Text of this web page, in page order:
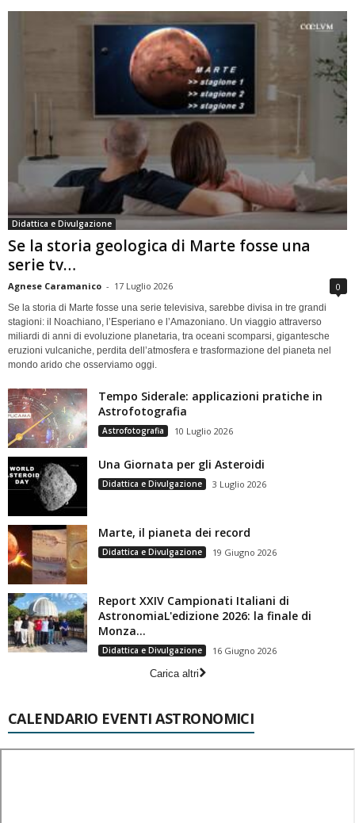
Didattica e Divulgazione
Se la storia geologica di Marte fosse una
serie tv…
Agnese Caramanico - 17 Luglio 2026 0
Se la storia di Marte fosse una serie televisiva, sarebbe divisa in tre grandi
stagioni: il Noachiano, l’Esperiano e l’Amazoniano. Un viaggio attraverso
miliardi di anni di evoluzione planetaria, tra oceani scomparsi, gigantesche
eruzioni vulcaniche, perdita dell’atmosfera e trasformazione del pianeta nel
mondo arido che osserviamo oggi.
Tempo Siderale: applicazioni pratiche in
Astrofotografia
Astrofotografia 10 Luglio 2026
Una Giornata per gli Asteroidi
Didattica e Divulgazione 3 Luglio 2026
Marte, il pianeta dei record
Didattica e Divulgazione 19 Giugno 2026
Report XXIV Campionati Italiani di
AstronomiaL'edizione 2026: la finale di
Monza...
Didattica e Divulgazione
16 Giugno 2026
Carica altri
CALENDARIO EVENTI ASTRONOMICI